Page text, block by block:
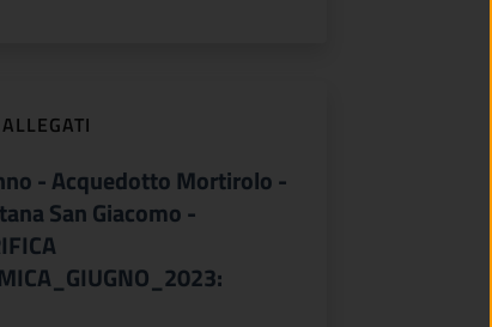
ALLEGATI
- Acquedotto Mortirolo -
San Giacomo -
in un'altra scheda).